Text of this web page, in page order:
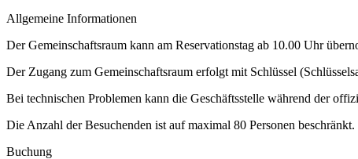
Allgemeine Informationen
Der Gemeinschaftsraum kann am Reservationstag ab 10.00 Uhr
Der Zugang zum Gemeinschaftsraum erfolgt mit Schlüssel
Bei technischen Problemen kann die Geschäftsstelle während der
Die Anzahl der Besuchenden ist auf maximal 80 Personen beschränkt.
Buchung